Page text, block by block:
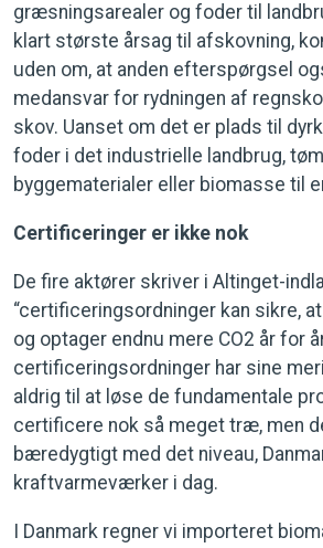
græsningsarealer og foder til
klart største årsag til afskovning,
uden om, at anden efterspørgsel
medansvar for rydningen af
skov. Uanset om det er plads til
foder i det industrielle landbrug,
byggematerialer eller biomasse til
Certificeringer er ikke nok
De fire aktører skriver i Altinget-
“certificeringsordninger kan sikre,
og optager endnu mere CO2 år for
certificeringsordninger har sine
aldrig til at løse de fundamentale
certificere nok så meget træ, men
bæredygtigt med det niveau,
kraftvarmeværker i dag.
I Danmark regner vi importeret